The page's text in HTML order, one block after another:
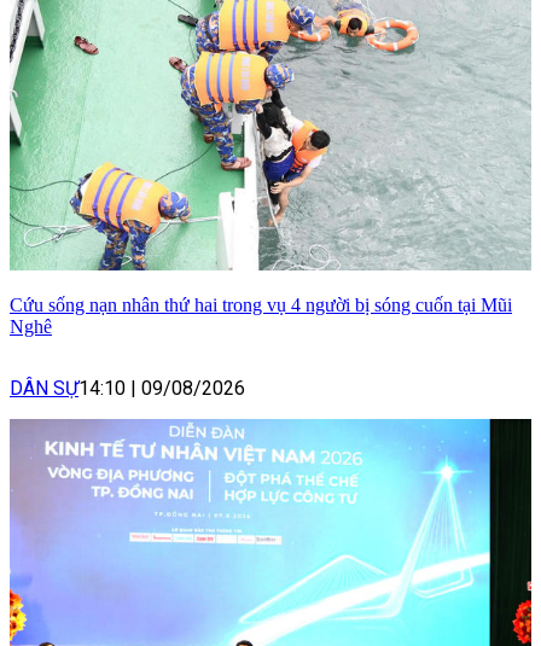
Cứu sống nạn nhân thứ hai trong vụ 4 người bị sóng cuốn tại Mũi
Nghê
DÂN SỰ14:10 09/08/2026